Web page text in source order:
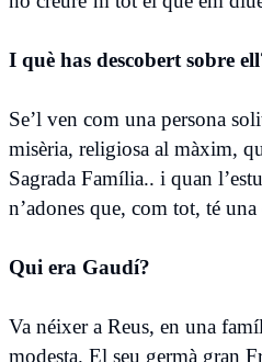
I què has descobert sobre
Se’l ven com una persona
misèria, religiosa al màxim,
Sagrada Família.. i quan
n’adones que, com tot, té
Qui era Gaudí?
Va néixer a Reus, en una
modesta. El seu germà gran